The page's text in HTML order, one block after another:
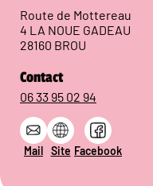
Route de Mottereau
4 LA NOUE GADEAU
28160 BROU
Contact
06 33 95 02 94
Mail Site Facebook